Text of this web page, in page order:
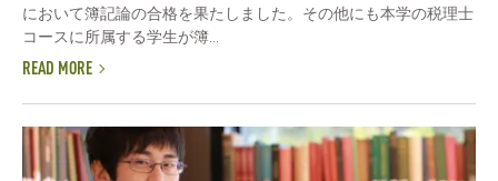
において簿記論の合格を果たしました。その他にも本学の税理士
コースに所属する学生が簿...
READ MORE